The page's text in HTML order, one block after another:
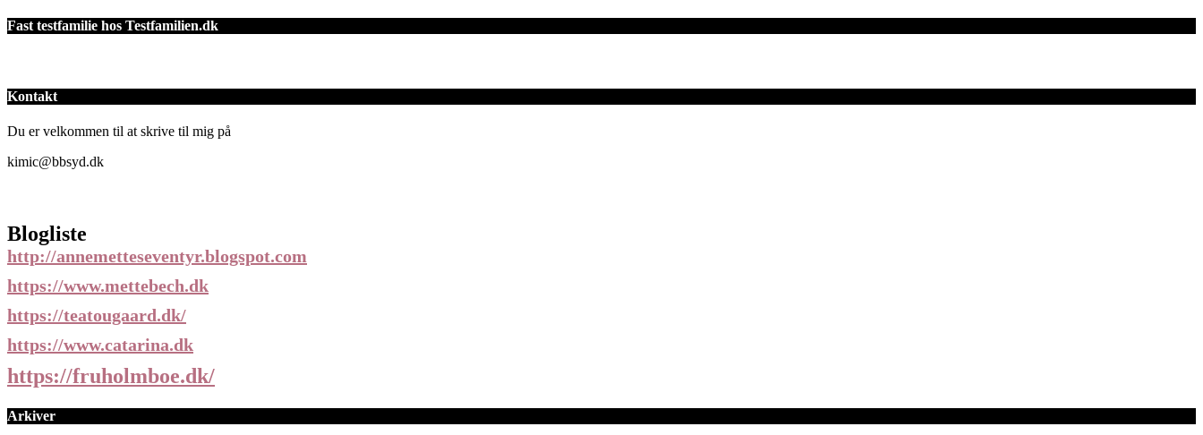
Fast testfamilie hos Testfamilien.dk
Kontakt
Du er velkommen til at skrive til mig på
kimic@bbsyd.dk
Blogliste
http://annemetteseventyr.blogspot.com
https://www.mettebech.dk
https://teatougaard.dk/
https://www.catarina.dk
https://fruholmboe.dk/
Arkiver